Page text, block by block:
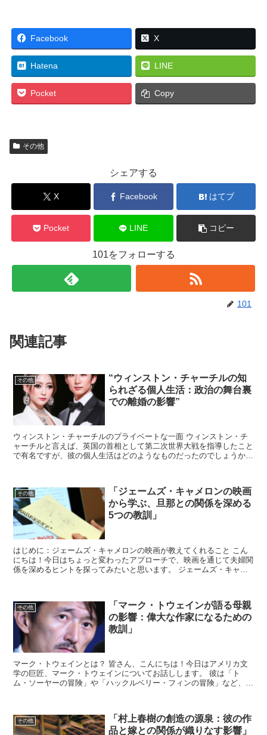
Facebook X
Hatena LINE
Pocket Copy
その他
シェアする
X Facebook はてブ
Pocket LINE コピー
101をフォローする
101
関連記事
その他
“ウィンストン・チャーチルの知
られざる個人生活：政治の舞台裏
での離婚の影響”
ウィンストン・チャーチルのプライベートな一面 ウィンストン・チ
ャーチルと言えば、英国の首相として第二次世界大戦を指導したこと
で有名ですが、彼の個人生活はどのようなものだったのでしょうか？
その他
「ジェームズ・キャメロンの映画
から学ぶ、旦那との関係を深める
5つの教訓」
はじめに：ジェームズ・キャメロンの映画が教えてくれること こん
にちは！今日はちょっと変わったアプローチで、映画を通じて夫婦関
係を深めるヒントを探ってみたいと思います。 ジェームズ・キャメ
その他
「マーク・トウェインが語る母親
の影響：偉大な作家になるための
教訓」
マーク・トウェインとは？ 皆さん、こんにちは！今日はアメリカ文
学の巨匠、マーク・トウェインについてお話しします。 彼は「ト
ム・ソーヤーの冒険」や「ハックルベリー・フィンの冒険」など、数
その他
「村上春樹の創造の源泉：彼の作
品と嫁との関係が織りなす影響」